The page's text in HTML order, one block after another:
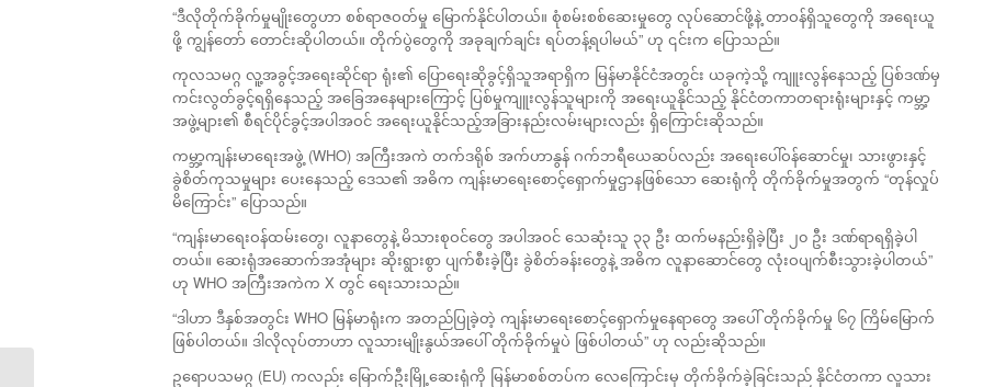
“ဒီလိုတိုက်ခိုက်မှုမျိုးတွေဟာ စစ်ရာဇဝတ်မှု မြောက်နိုင်ပါတယ်။ စုံစမ်းစစ်ဆေးမှုတွေ လုပ်ဆောင်ဖို့နဲ့ တာဝန်ရှိသူတွေကို အရေးယူ
ဖို့ ကျွန်တော် တောင်းဆိုပါတယ်။ တိုက်ပွဲတွေကို အခုချက်ချင်း ရပ်တန့်ရပါမယ်” ဟု ၎င်းက ပြောသည်။
ကုလသမဂ္ဂ လူ့အခွင့်အရေးဆိုင်ရာ ရုံး၏ ပြောရေးဆိုခွင့်ရှိသူအရာရှိက မြန်မာနိုင်ငံအတွင်း ယခုကဲ့သို့ ကျူးလွန်နေသည့် ပြစ်ဒဏ်မှ
ကင်းလွတ်ခွင့်ရရှိနေသည့် အခြေအနေများကြောင့် ပြစ်မှုကျူးလွန်သူများကို အရေးယူနိုင်သည့် နိုင်ငံတကာတရားရုံးများနှင့် ကမ္ဘာ့
အဖွဲ့များ၏ စီရင်ပိုင်ခွင့်အပါအဝင် အရေးယူနိုင်သည့်အခြားနည်းလမ်းများလည်း ရှိကြောင်းဆိုသည်။
ကမ္ဘာ့ကျန်းမာရေးအဖွဲ့ (WHO) အကြီးအကဲ တက်ဒရိုစ် အက်ဟာနွန် ဂက်ဘရီယေဆပ်လည်း အရေးပေါ်ဝန်ဆောင်မှု၊ သားဖွားနှင့်
ခွဲစိတ်ကုသမှုများ ပေးနေသည့် ဒေသ၏ အဓိက ကျန်းမာရေးစောင့်ရှောက်မှုဌာနဖြစ်သော ဆေးရုံကို တိုက်ခိုက်မှုအတွက် “တုန်လှုပ်
မိကြောင်း” ပြောသည်။
“ကျန်းမာရေးဝန်ထမ်းတွေ၊ လူနာတွေနဲ့ မိသားစုဝင်တွေ အပါအဝင် သေဆုံးသူ ၃၃ ဦး ထက်မနည်းရှိခဲ့ပြီး ၂၀ ဦး ဒဏ်ရာရရှိခဲ့ပါ
တယ်။ ဆေးရုံအဆောက်အအုံများ ဆိုးရွားစွာ ပျက်စီးခဲ့ပြီး ခွဲစိတ်ခန်းတွေနဲ့ အဓိက လူနာဆောင်တွေ လုံးဝပျက်စီးသွားခဲ့ပါတယ်”
ဟု WHO အကြီးအကဲက X တွင် ရေးသားသည်။
“ဒါဟာ ဒီနှစ်အတွင်း WHO မြန်မာရုံးက အတည်ပြုခဲ့တဲ့ ကျန်းမာရေးစောင့်ရှောက်မှုနေရာတွေ အပေါ် တိုက်ခိုက်မှု ၆၇ ကြိမ်မြောက်
ဖြစ်ပါတယ်။ ဒါလိုလုပ်တာဟာ လူသားမျိုးနွယ်အပေါ် တိုက်ခိုက်မှုပဲ ဖြစ်ပါတယ်” ဟု လည်းဆိုသည်။
ဥရောပသမဂ္ဂ (EU) ကလည်း မြောက်ဦးမြို့ဆေးရုံကို မြန်မာစစ်တပ်က လေကြောင်းမှ တိုက်ခိုက်ခဲ့ခြင်းသည် နိုင်ငံတကာ လူသား